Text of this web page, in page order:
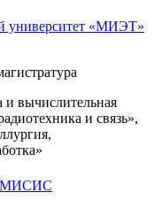
университет «МИЭТ»
вычислительная
и связь»,
МИСИС